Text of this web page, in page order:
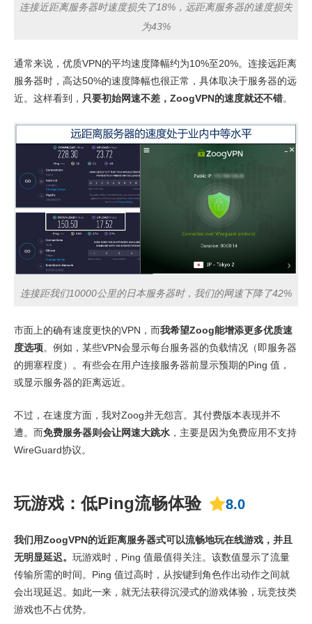
连接近距离服务器时速度损失了18%，远距离服务器的速度损失
为43%
通常来说，优质VPN的平均速度降幅约为10%至20%。连接远距离
服务器时，高达50%的速度降幅也很正常，具体取决于服务器的远
近。这样看到， 只要初始网速不差，ZoogVPN的速度就还不错。
连接距我们10000公里的日本服务器时，我们的网速下降了42%
市面上的确有速度更快的VPN，而我希望Zoog能增添更多优质速
度选项。例如，某些VPN会显示每台服务器的负载情况（即服务器
的拥塞程度）。有些会在用户连接服务器前显示预期的Ping 值，
或显示服务器的距离远近。
不过，在速度方面，我对Zoog并无怨言。其付费版本表现并不
遭。而免费服务器则会让网速大跳水 ，主要是因为免费应用不支持
WireGuard协议。
玩游戏：低Ping流畅体验 8.0
我们用ZoogVPN的近距离服务器式可以流畅地玩在线游戏，并且
无明显延迟。 玩游戏时，Ping 值最值得关注。该数值显示了流量
传输所需的时间。Ping 值过高时，从按键到角色作出动作之间就
会出现延迟。如此一来，就无法获得沉浸式的游戏体验，玩竞技类
游戏也不占优势。